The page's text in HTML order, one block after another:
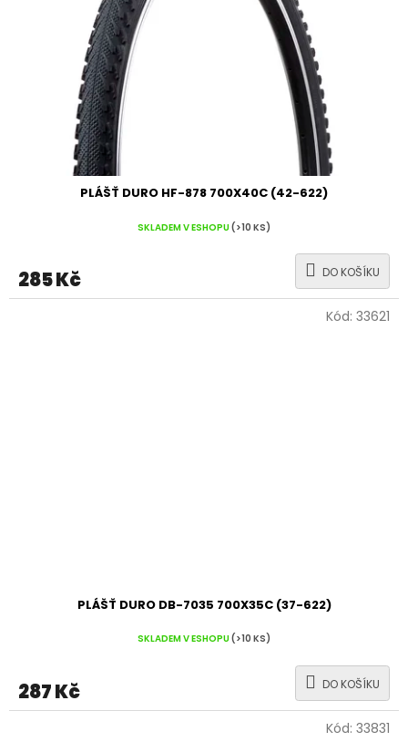
PLÁŠŤ DURO HF-878 700X40C (42-622)
SKLADEM V ESHOPU(>10 KS)
285 Kč DO KOŠÍKU
PLÁŠŤ DURO DB-7035 700X35C (37-622)
SKLADEM V ESHOPU(>10 KS)
287 Kč DO KOŠÍKU
Kód: 33621
Kód: 33831